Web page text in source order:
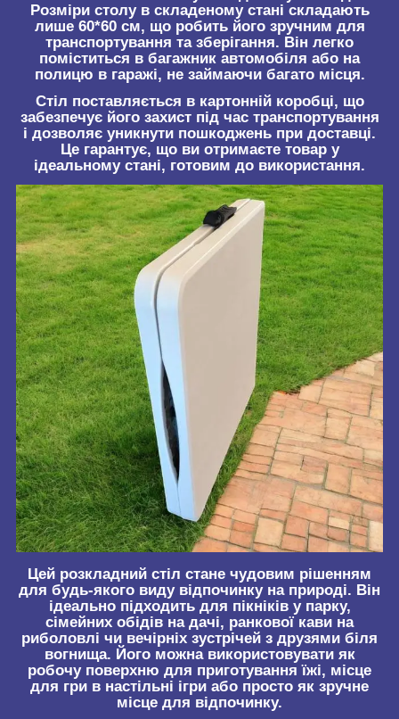
Розміри столу в складеному стані складають
лише 60*60 см, що робить його зручним для
транспортування та зберігання. Він легко
поміститься в багажник автомобіля або на
полицю в гаражі, не займаючи багато місця.
Стіл поставляється в картонній коробці, що
забезпечує його захист під час транспортування
і дозволяє уникнути пошкоджень при доставці.
Це гарантує, що ви отримаєте товар у
ідеальному стані, готовим до використання.
Цей розкладний стіл стане чудовим рішенням
для будь-якого виду відпочинку на природі. Він
ідеально підходить для пікніків у парку,
сімейних обідів на дачі, ранкової кави на
риболовлі чи вечірніх зустрічей з друзями біля
вогнища. Його можна використовувати як
робочу поверхню для приготування їжі, місце
для гри в настільні ігри або просто як зручне
місце для відпочинку.